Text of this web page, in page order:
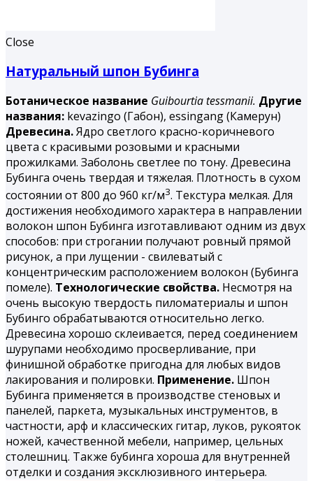
Close
Натуральный шпон Бубинга
Ботаническое название Guibourtia tessmanii. Другие
названия: kevazingo (Габон), essingang (Камерун)
Древесина.Ядро светлого красно-коричневого
цвета с красивыми розовыми и красными
прожилками. Заболонь светлее по тону. Древесина
Бубинга очень твердая и тяжелая. Плотность в сухом
состоянии от 800 до 960 кг/м3. Текстура мелкая. Для
достижения необходимого характера в направлении
волокон шпон Бубинга изготавливают одним из двух
способов: при строгании получают ровный прямой
рисунок, а при лущении - свилеватый с
концентрическим расположением волокон (Бубинга
помеле). Технологические свойства. Несмотря на
очень высокую твердость пиломатериалы и шпон
Бубинго обрабатываются относительно легко.
Древесина хорошо склеивается, перед соединением
шурупами необходимо просверливание, при
финишной обработке пригодна для любых видов
лакирования и полировки. Применение. Шпон
Бубинга применяется в производстве стеновых и
панелей, паркета, музыкальных инструментов, в
частности, арф и классических гитар, луков, рукояток
ножей, качественной мебели, например, цельных
столешниц. Также бубинга хороша для внутренней
отделки и создания эксклюзивного интерьера.